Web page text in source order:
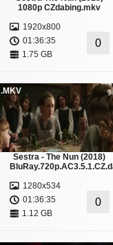
1080p CZdabing.mkv
1920x800
01:36:35
1.75 GB
0
.MKV
Sestra - The Nun (2018)
1280x534
01:36:35
1.12 GB
0